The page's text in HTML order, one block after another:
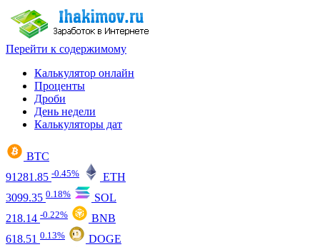
Перейти к содержимому
Калькулятор онлайн
Проценты
Дроби
День недели
Калькуляторы дат
BTC
91281.85 -0.45%
ETH
3099.35 0.18%
SOL
218.14 -0.22%
BNB
618.51 0.13%
DOGE